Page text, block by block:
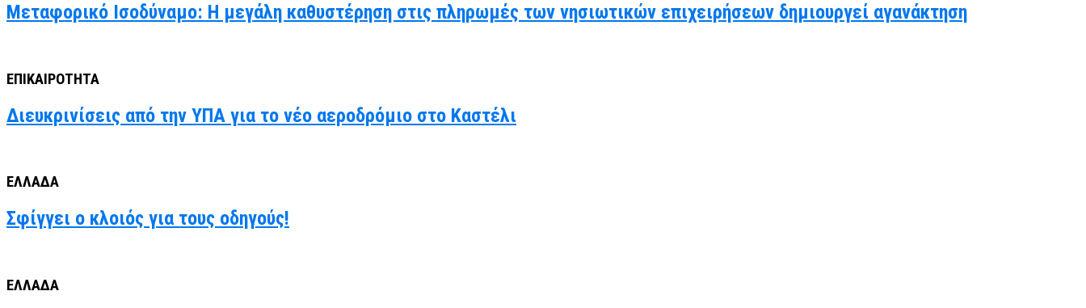
Μεταφορικό Ισοδύναμο: Η μεγάλη καθυστέρηση στις πληρωμές των νησιωτικών επιχειρήσεων δημιουργεί αγανάκτηση
ΕΠΙΚΑΙΡΟΤΗΤΑ
Διευκρινίσεις από την ΥΠΑ για το νέο αεροδρόμιο στο Καστέλι
ΕΛΛΑΔΑ
Σφίγγει ο κλοιός για τους οδηγούς!
ΕΛΛΑΔΑ